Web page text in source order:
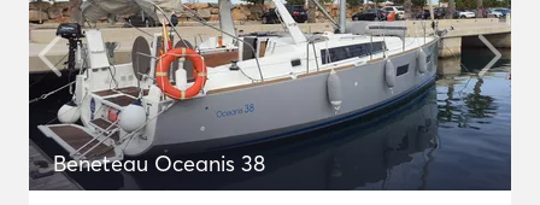
Beneteau Oceanis 38